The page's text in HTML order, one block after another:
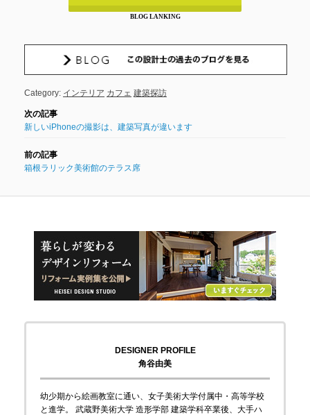
BLOG LANKING
Category: インテリア カフェ 建築探訪
新しいiPhoneの撮影は、建築写真が違います
箱根ラリック美術館のテラス席
DESIGNER PROFILE
角谷由美
幼少期から絵画教室に通い、女子美術大学付属中・高等学校
と進学。 武蔵野美術大学 造形学部 建築学科卒業後、大手ハ